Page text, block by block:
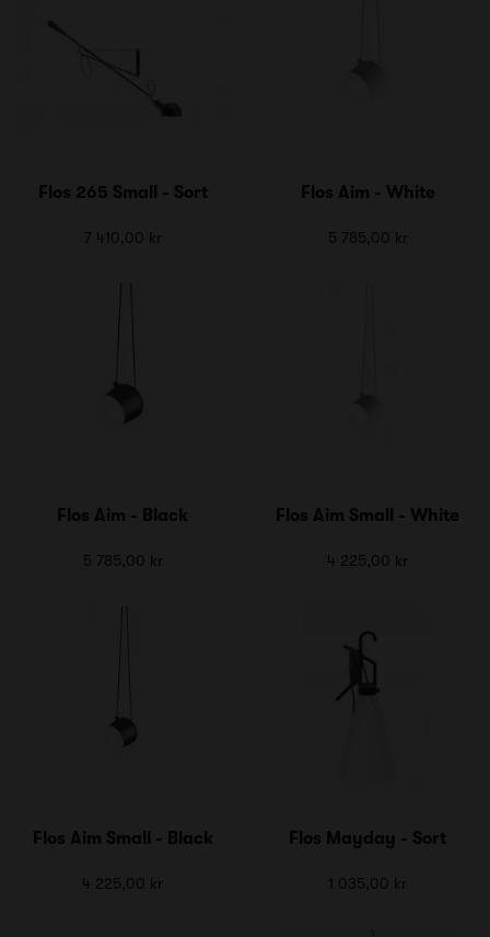
Flos 265 Small - Sort
7 410,00 kr
Flos Aim - White
5 785,00 kr
Flos Aim - Black
5 785,00 kr
Flos Aim Small - White
4 225,00 kr
Flos Aim Small - Black
4 225,00 kr
Flos Mayday - Sort
1 035,00 kr